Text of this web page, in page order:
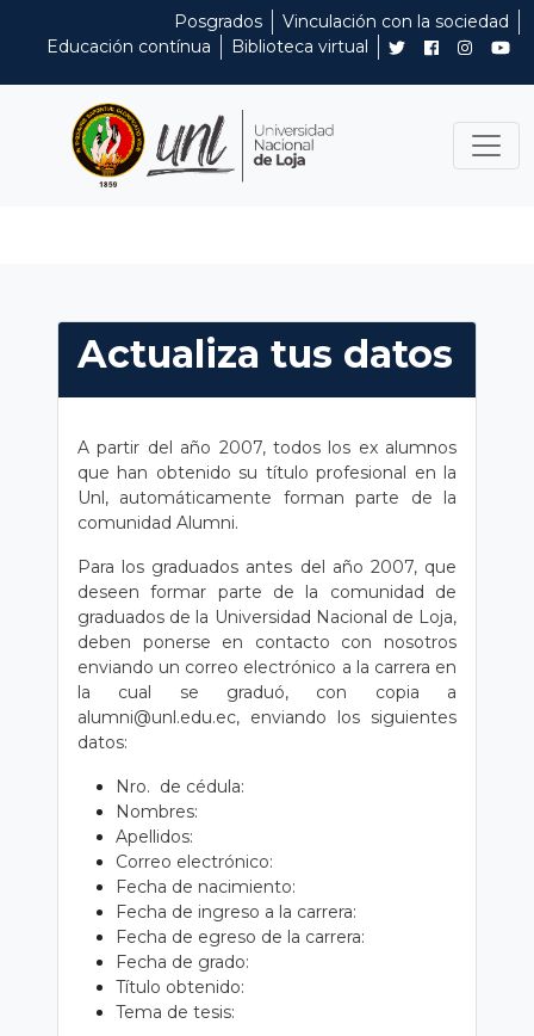
Posgrados
Vinculación con la sociedad
Educación contínua
Biblioteca virtual
Actualiza tus datos
A partir del año 2007, todos los ex alumnos
que han obtenido su título profesional en la
Unl, automáticamente forman parte de la
comunidad Alumni.
Para los graduados antes del año 2007, que
deseen formar parte de la comunidad de
graduados de la Universidad Nacional de Loja,
deben ponerse en contacto con nosotros
enviando un correo electrónico a la carrera en
la cual se graduó, con copia a
alumni@unl.edu.ec, enviando los siguientes
datos:
Nro. de cédula:
Nombres:
Apellidos:
Correo electrónico:
Fecha de nacimiento:
Fecha de ingreso a la carrera:
Fecha de egreso de la carrera:
Fecha de grado:
Título obtenido:
Tema de tesis: